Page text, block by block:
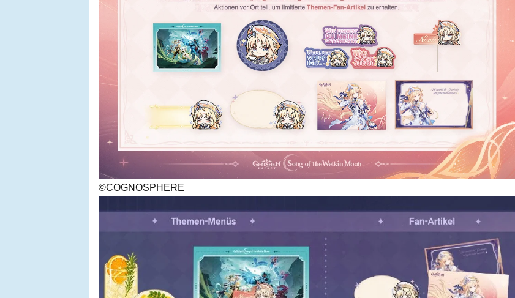
©COGNOSPHERE